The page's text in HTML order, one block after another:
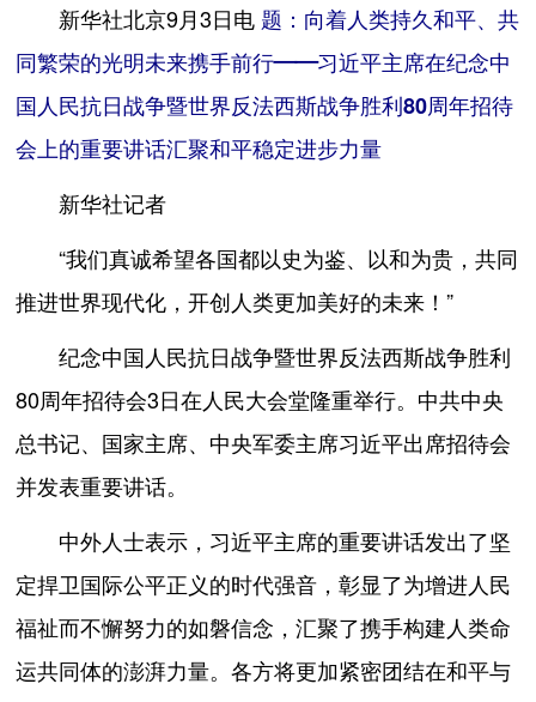
新华社北京9月3日电 题：向着人类持久和平、共
同繁荣的光明未来携手前行——习近平主席在纪念中
国人民抗日战争暨世界反法西斯战争胜利80周年招待
会上的重要讲话汇聚和平稳定进步力量
新华社记者
“我们真诚希望各国都以史为鉴、以和为贵，共同
推进世界现代化，开创人类更加美好的未来！”
纪念中国人民抗日战争暨世界反法西斯战争胜利
80周年招待会3日在人民大会堂隆重举行。中共中央
总书记、国家主席、中央军委主席习近平出席招待会
并发表重要讲话。
中外人士表示，习近平主席的重要讲话发出了坚
定捍卫国际公平正义的时代强音，彰显了为增进人民
福祉而不懈努力的如磐信念，汇聚了携手构建人类命
运共同体的澎湃力量。各方将更加紧密团结在和平与